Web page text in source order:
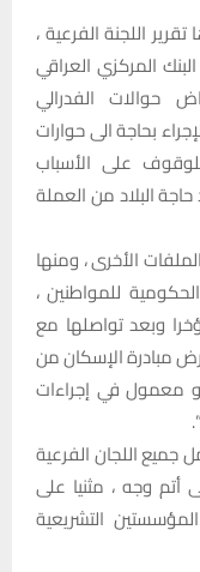
اللجنة الفرعية ،
المركزي العراقي
حوالات الفدرالي
بحاجة الى حوارات
على الأسباب
البلاد من العملة
الأخرى ، ومنها
للمواطنين ،
وبعد تواصلها مع
مبادرة الإسكان من
هو معمول في إجراءات
جميع اللجان الفرعية
أتم وجه ، مثنيا على
التشريعية